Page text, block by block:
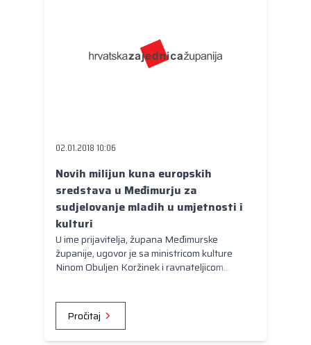
02.01.2018 10:06
Novih milijun kuna europskih
sredstava u Međimurju za
sudjelovanje mladih u umjetnosti i
kulturi
U ime prijavitelja, župana Međimurske
županije, ugovor je sa ministricom kulture
Ninom Obuljen Koržinek i ravnateljicom
pročelnika za društvene djelatnosti Sonja
Tošić Grlač koja je istaknula kako je
Pročitaj